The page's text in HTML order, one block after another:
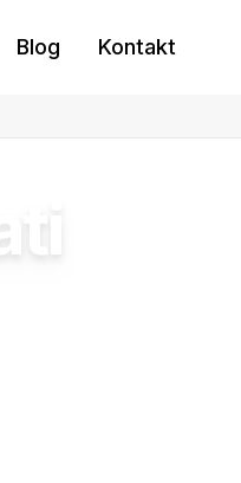
Blog Kontakt